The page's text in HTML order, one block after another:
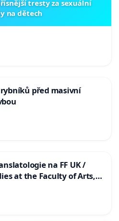
tresty za sexuální
na dětech
před masivní
na FF UK /
at the Faculty of Arts,